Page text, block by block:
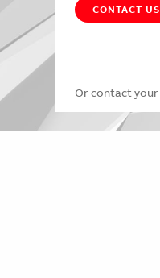
CONTACT US
Or contact your